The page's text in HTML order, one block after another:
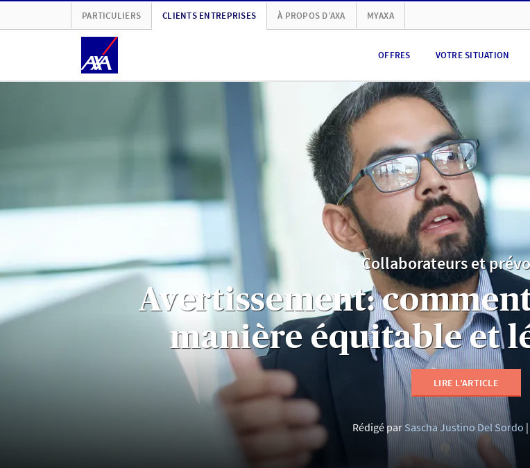
PARTICULIERS CLIENTS ENTREPRISES À PROPOS D’AXA MYAXA
OFFRES VOTRE SITUATION
Collaborateurs et
Avertissement:
manière équitable et
LIRE L’ARTICLE
Rédigé par Sascha Justino Del Sordo